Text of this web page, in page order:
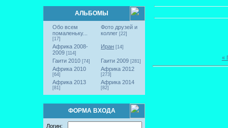
АЛЬБОМЫ
Обо всем
помаленьку...
[17]
Фото друзей и
коллег [22]
Африка 2008-
2009 [114]
Иран [14]
Гаити 2010 [74] Гаити 2009 [281]
Африка 2010
[64]
Африка 2012
[273]
Африка 2013
[81]
Африка 2014
[82]
ФОРМА ВХОДА
Логин:
«